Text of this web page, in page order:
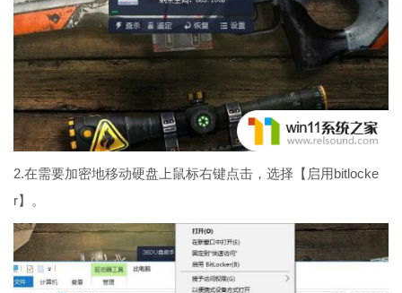
2.在需要加密地移动硬盘上鼠标右键点击，选择【启用bitlocke
r】。